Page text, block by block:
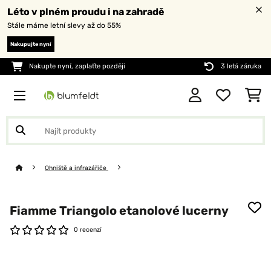
Léto v plném proudu i na zahradě
Stále máme letní slevy až do 55%
Nakupujte nyní
Nakupte nyní, zaplaťte později 3 letá záruka
Ohniště a infrazářiče
Fiamme Triangolo etanolové lucerny
0 recenzí